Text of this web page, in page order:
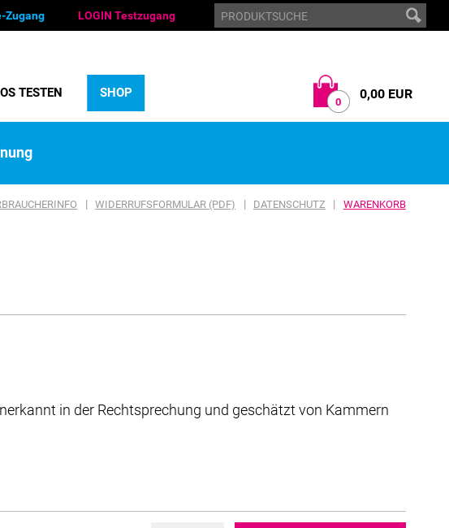
Zugang LOGIN Testzugang
TESTEN SHOP
0 0,00 EUR
| WIDERRUFSFORMULAR (PDF) | DATENSCHUTZ | WARENKORB
in der Rechtsprechung und geschätzt von Kammern